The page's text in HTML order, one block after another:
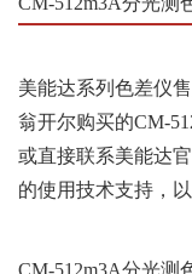
美能达系列色差仪
翁开尔购买的CM-
或直接联系美能达
的使用技术支持，
CM-512m3A分光测